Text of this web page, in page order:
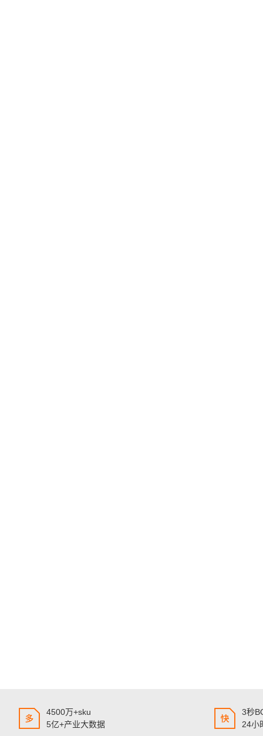
4500万+sku
5亿+产业大数据
3秒
24小